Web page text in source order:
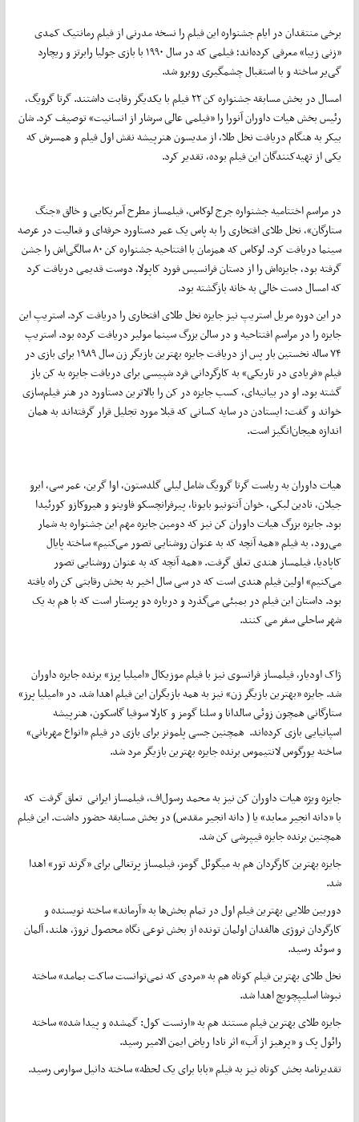
برخی منتقدان در ایام جشنواره این فیلم را نسخه مدرنی از فیلم رمانتیک کمدی
«زنی زیبا» معرفی کرده‌اند؛ فیلمی که در سال ۱۹۹۰ با بازی جولیا رابرتز و ریچارد
گی‌یر ساخته و با استقبال چشمگیری روبرو شد.
امسال در بخش مسابقه جشنواره کن ۲۲ فیلم با یکدیگر رقابت داشتند. گرتا گرویگ،
رئیس بخش هیات داوران آنورا را «فیلمی عالی سرشار از انسانیت» توصیف کرد. شان
بیکر به هنگام دریافت نخل طلا، از مدیسون هنرپیشه نقش اول فیلم و همسرش که
یکی از تهیه‌کنندگان این فیلم بوده، تقدیر کرد.
در مراسم اختتامیه جشنواره جرج لوکاس، فیلمساز مطرح آمریکایی و خالق «جنگ
ستارگان»، نخل طلای افتخاری را به پاس یک عمر دستاورد حرفه‌ای و فعالیت در عرصه
سینما دریافت کرد. لوکاس که همزمان با افتتاحیه جشنواره کن ۸۰ سالگی‌اش را جشن
گرفته بود، جایزه‌اش را از دستان فرانسیس فورد کاپولا، دوست قدیمی دریافت کرد
که امسال دست خالی به خانه بازگشته بود.
در این دوره مریل استریپ نیز جایزه نخل طلای افتخاری را دریافت کرد. استریپ این
جایزه را در مراسم افتتاحیه و در سالن بزرگ سینما مولیر دریافت کرده بود. استریپ
۷۴ ساله نخستین بار پس از دریافت جایزه بهترین بازیگر زن سال ۱۹۸۹ برای بازی در
فیلم «فریادی در تاریکی» به کارگردانی فرد شپیسی برای دریافت جایزه به کن باز
گشته بود. او در بیانیه‌ای، کسب جایزه در کن را بالاترین دستاورد در هنر فیلم‌سازی
خواند و گفت: ایستادن در سایه کسانی که قبلا مورد تجلیل قرار گرفته‌اند به همان
اندازه هیجان‌انگیز است.
هیات داوران به ریاست گرتا گرویگ شامل لیلی گلدستون، اوا گرین، عمر سی، ابرو
جیلان، نادین لبکی، خوان آنتونیو بایونا، پیرفرانچسکو فاوینو و هیروکازو کورئیدا
بود. جایزه بزرگ هیات داوران کن نیز که دومین جایزه مهم این جشنواره به شمار
می‌رود، به فیلم «همه آنچه که به عنوان روشنایی تصور می‌کنیم» ساخته پایال
کاپادیا، فیلمساز هندی تعلق گرفت. «همه آنچه که به عنوان روشنایی تصور
می‌کنیم» اولین فیلم هندی است که در سی سال اخیر به بخش رقابتی کن راه یافته
بود. داستان این فیلم در بمبئی می‌گذرد و درباره دو پرستار است که با هم به یک
شهر ساحلی سفر می کنند.
ژاک اودیار، فیلمساز فرانسوی نیز با فیلم موزیکال «امیلیا پرز» برنده جایزه داوران
شد. جایزه «بهترین بازیگر زن» نیز به همه بازیگران این فیلم اهدا شد. در «امیلیا پرز»
ستارگانی همچون زوئی سالدانا و سلنا گومز و کارلا سوفیا گاسکون، هنرپیشه
اسپانیایی بازی کرده‌اند. همچنین جسی پلمونز برای بازی در فیلم «انواع مهربانی»
ساخته یورگوس لانتیموس برنده جایزه بهترین بازیگر مرد شد.
جایزه ویژه هیات داوران کن نیز به محمد رسول‌اف، فیلمساز ایرانی تعلق گرفت که
با «دانه انجیر معابد» یا ( دانه انجیر مقدس) در بخش مسابقه حضور داشت. این فیلم
همچنین برنده جایزه فیپرشی کن شد.
جایزه بهترین کارگردان هم به میگوئل گومز، فیلمساز پرتغالی برای «گرند تور» اهدا
شد.
دوربین طلایی بهترین فیلم‌ اول در تمام بخش‌ها به «آرماند» ساخته نویسنده و
کارگردان نروژی هالفدان اولمان تونده از بخش نوعی نگاه محصول نروژ، هلند، آلمان
و سوئد رسید.
نخل طلای بهترین فیلم کوتاه هم به «مردی که نمی‌توانست ساکت بمامد» ساخته
نبوشا اسلیپچویچ اهدا شد.
جایزه طلای بهترین فیلم مستند هم به «ارنست کول: گمشده و پیدا شده» ساخته
رائول پک و «پرهیز از آب» اثر نادا ریاض ایمن الامیر رسید.
تقدیرنامه بخش کوتاه نیز به فیلم «بابا برای یک لحظه» ساخته دانیل سوارس رسید.